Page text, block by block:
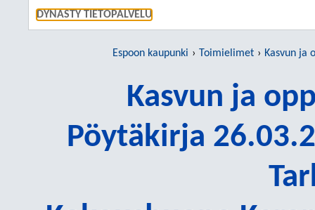
DYNASTY TIETOPALVELU
Espoon kaupunki Toimielimet Kasvun ja
Kasvun ja
Pöytäkirja